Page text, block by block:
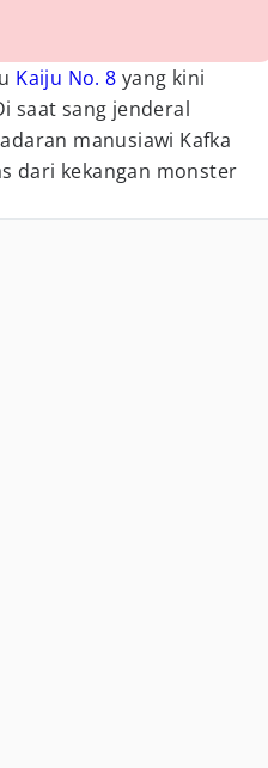
Kaiju No. 8 yang kini
saat sang jenderal
manusiawi Kafka
dari kekangan monster